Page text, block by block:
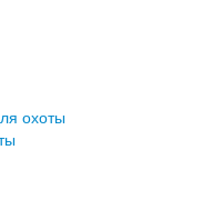
охоты